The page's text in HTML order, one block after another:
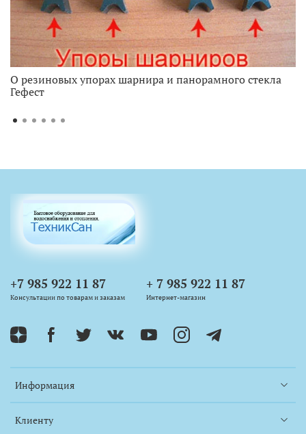
О резиновых упорах шарнира и панорамного стекла
Гефест
Информация
Клиенту
+7 985 922 11 87
Консультации по товарам и заказам
+ 7 985 922 11 87
Интернет-магазин